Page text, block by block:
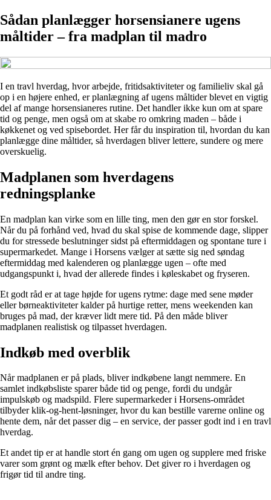
Sådan planlægger horsensianere ugens
måltider – fra madplan til madro
I en travl hverdag, hvor arbejde, fritidsaktiviteter og familieliv skal gå
op i en højere enhed, er planlægning af ugens måltider blevet en vigtig
del af mange horsensianeres rutine. Det handler ikke kun om at spare
tid og penge, men også om at skabe ro omkring maden – både i
køkkenet og ved spisebordet. Her får du inspiration til, hvordan du kan
planlægge dine måltider, så hverdagen bliver lettere, sundere og mere
overskuelig.
Madplanen som hverdagens
redningsplanke
En madplan kan virke som en lille ting, men den gør en stor forskel.
Når du på forhånd ved, hvad du skal spise de kommende dage, slipper
du for stressede beslutninger sidst på eftermiddagen og spontane ture i
supermarkedet. Mange i Horsens vælger at sætte sig ned søndag
eftermiddag med kalenderen og planlægge ugen – ofte med
udgangspunkt i, hvad der allerede findes i køleskabet og fryseren.
Et godt råd er at tage højde for ugens rytme: dage med sene møder
eller børneaktiviteter kalder på hurtige retter, mens weekenden kan
bruges på mad, der kræver lidt mere tid. På den måde bliver
madplanen realistisk og tilpasset hverdagen.
Indkøb med overblik
Når madplanen er på plads, bliver indkøbene langt nemmere. En
samlet indkøbsliste sparer både tid og penge, fordi du undgår
impulskøb og madspild. Flere supermarkeder i Horsens-området
tilbyder klik-og-hent-løsninger, hvor du kan bestille varerne online og
hente dem, når det passer dig – en service, der passer godt ind i en travl
hverdag.
Et andet tip er at handle stort én gang om ugen og supplere med friske
varer som grønt og mælk efter behov. Det giver ro i hverdagen og
frigør tid til andre ting.